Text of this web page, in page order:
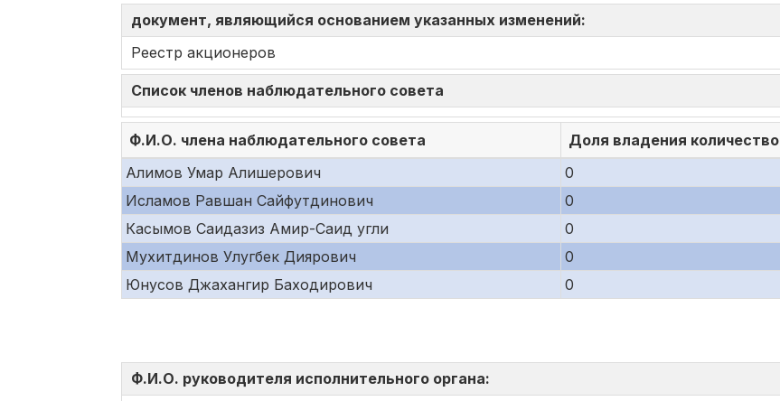
документ, являющийся основанием указанных изменений:
Реестр акционеров
Список членов наблюдательного совета
Ф.И.О. члена наблюдательного совета Доля владения количество
Алимов Умар Алишерович
0
Исламов Равшан Сайфутдинович
0
Касымов Саидазиз Амир-Саид угли
0
Мухитдинов Улугбек Диярович
0
Юнусов Джахангир Баходирович
0
Ф.И.О. руководителя исполнительного органа: